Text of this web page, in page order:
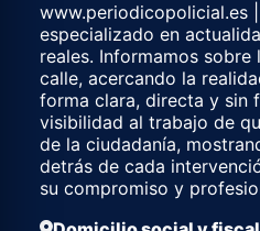
www.periodicopolicial.es
especializado en
reales. Informamos sobre
calle, acercando la
forma clara, directa y sin
visibilidad al trabajo de
de la ciudadanía,
detrás de cada
su compromiso y